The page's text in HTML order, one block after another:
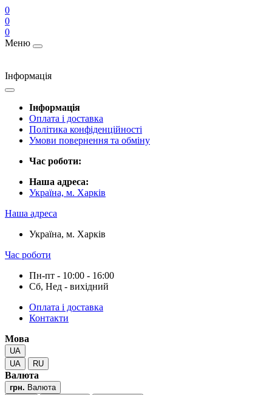
0
0
0
Меню
Інформація
Інформація
Оплата і доставка
Політика конфіденційності
Умови повернення та обміну
Час роботи:
Наша адреса:
Україна, м. Харків
Наша адреса
Україна, м. Харків
Час роботи
Пн-пт - 10:00 - 16:00
Сб, Нед - вихідний
Оплата і доставка
Контакти
Мова
UA
UA
RU
Валюта
грн. Валюта